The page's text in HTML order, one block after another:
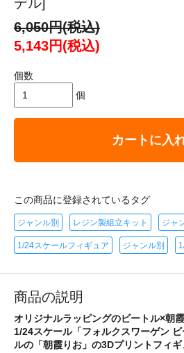
6,050円(税込)
5,143円(税込)
個数
個
カートに入
この商品に登録されているタグ
ジャンル別 レジン製組立キット ジャ
1/24スケールフィギュア ジャンル別
商品の説明
オリジナルラッピングのビートル×朝霞
1/24スケール「フォルクスワーゲン
ルの「朝霞りお」の3Dプリントフィギ